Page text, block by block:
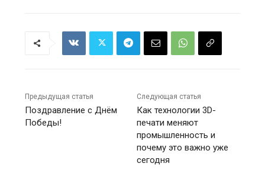
Предыдущая статья
Поздравление с Днём
Победы!
Следующая статья
Как технологии 3D-
печати меняют
промышленность и
почему это важно уже
сегодня